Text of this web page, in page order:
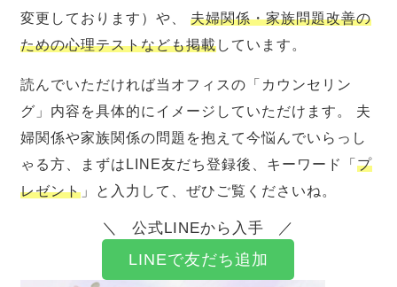
変更しております）や、夫婦関係・家族問題改善の
ための心理テストなども掲載しています。
読んでいただければ当オフィスの「カウンセリン
グ」内容を具体的にイメージしていただけます。 夫
婦関係や家族関係の問題を抱えて今悩んでいらっし
ゃる方、まずはLINE友だち登録後、キーワード「プ
レゼント 」と入力して、ぜひご覧くださいね。
公式LINEから入手
LINEで友だち追加